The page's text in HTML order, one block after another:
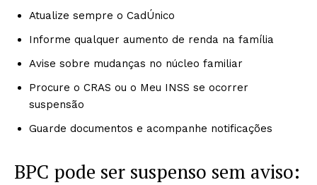
Atualize sempre o CadÚnico
Informe qualquer aumento de renda na família
Avise sobre mudanças no núcleo familiar
Procure o CRAS ou o Meu INSS se ocorrer
suspensão
Guarde documentos e acompanhe notificações
BPC pode ser suspenso sem aviso: